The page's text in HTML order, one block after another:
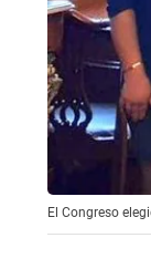
El Congreso